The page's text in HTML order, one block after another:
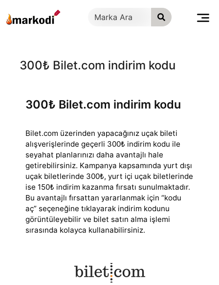
geç
300₺ Bilet.com indirim kodu
300₺ Bilet.com indirim kodu
Bilet.com üzerinden yapacağınız uçak bileti
alışverişlerinde geçerli 300₺ indirim kodu ile
seyahat planlarınızı daha avantajlı hale
getirebilirsiniz. Kampanya kapsamında yurt dışı
uçak biletlerinde 300₺, yurt içi uçak biletlerinde
ise 150₺ indirim kazanma fırsatı sunulmaktadır.
Bu avantajlı fırsattan yararlanmak için “kodu
aç” seçeneğine tıklayarak indirim kodunu
görüntüleyebilir ve bilet satın alma işlemi
sırasında kolayca kullanabilirsiniz.